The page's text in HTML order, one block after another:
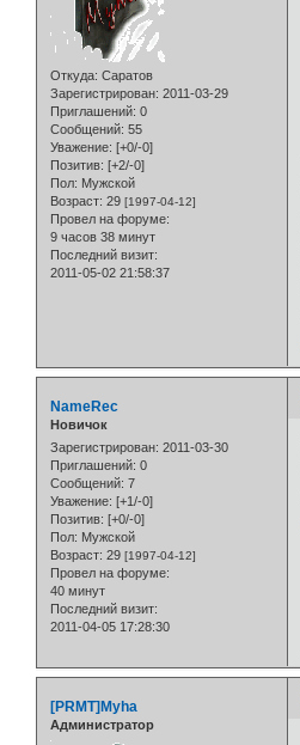
Откуда: Саратов
Зарегистрирован: 2011-03-29
Приглашений: 0
Сообщений: 55
Уважение: [+0/-0]
Позитив: [+2/-0]
Пол: Мужской
Возраст: 29 [1997-04-12]
Провел на форуме:
9 часов 38 минут
Последний визит:
2011-05-02 21:58:37
NameRec
Новичок
Зарегистрирован: 2011-03-30
Приглашений: 0
Сообщений: 7
Уважение: [+1/-0]
Позитив: [+0/-0]
Пол: Мужской
Возраст: 29 [1997-04-12]
Провел на форуме:
40 минут
Последний визит:
2011-04-05 17:28:30
[PRMT]Myha
Администратор